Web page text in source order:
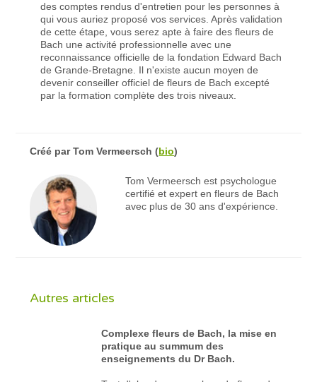
des comptes rendus d'entretien pour les personnes à
qui vous auriez proposé vos services. Après validation
de cette étape, vous serez apte à faire des fleurs de
Bach une activité professionnelle avec une
reconnaissance officielle de la fondation Edward Bach
de Grande-Bretagne. Il n'existe aucun moyen de
devenir conseiller officiel de fleurs de Bach excepté
par la formation complète des trois niveaux.
Créé parTom Vermeersch (bio)
Tom Vermeersch est psychologue
certifié et expert en fleurs de Bach
avec plus de 30 ans d'expérience.
Autres articles
Complexe fleurs de Bach, la mise en
pratique au summum des
enseignements du Dr Bach.